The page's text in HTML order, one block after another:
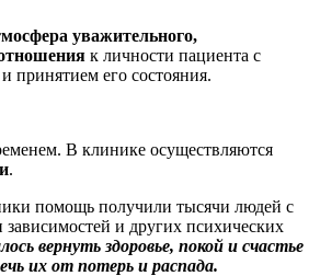
уважительного,
к личности пациента с
его состояния.
В клинике осуществляются
.
помощь получили тысячи людей с
и других психических
вернуть здоровье, покой и счастье
их от потерь и распада.